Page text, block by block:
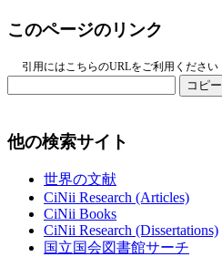
このページのリンク
引用にはこちらのURLをご利用ください
コピー
他の検索サイト
世界の文献
CiNii Research (Articles)
CiNii Books
CiNii Research (Dissertations)
国立国会図書館サーチ